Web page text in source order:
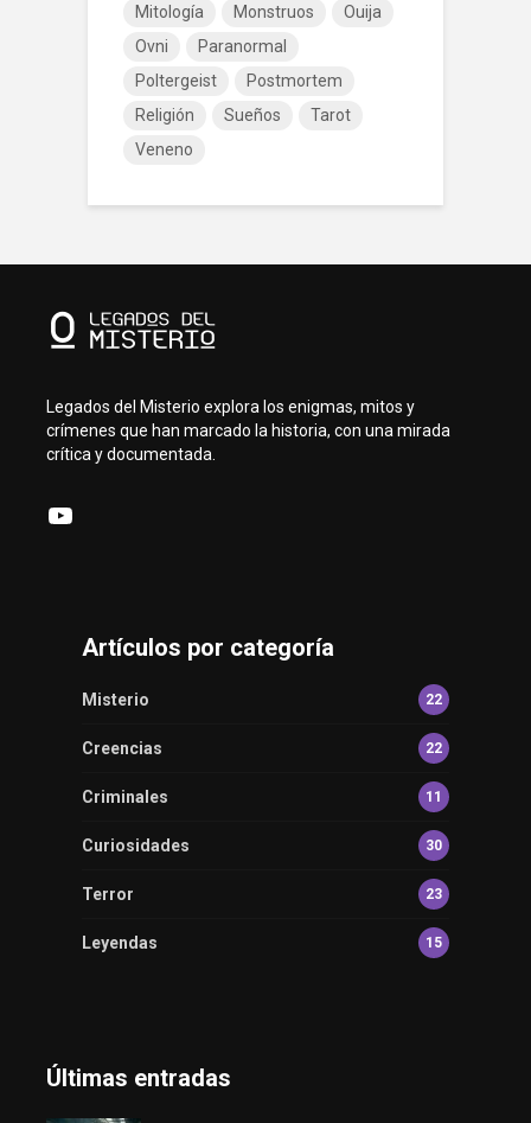
Mitología
Monstruos
Ouija
Ovni
Paranormal
Poltergeist
Postmortem
Religión
Sueños
Tarot
Veneno
Legados del Misterio explora los enigmas, mitos y
crímenes que han marcado la historia, con una mirada
crítica y documentada.
YouTube
Artículos por categoría
Misterio 22
Creencias 22
Criminales 11
Curiosidades 30
Terror 23
Leyendas 15
Últimas entradas